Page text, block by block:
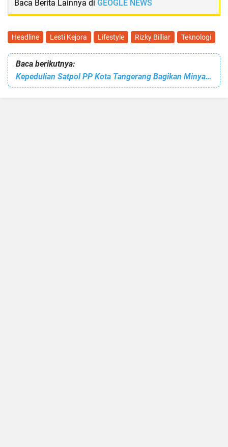
Baca Berita Lainnya di GEOGLE NEWS
Headline Lesti Kejora Lifestyle Rizky Billiar Teknologi
Baca berikutnya:
Kepedulian Satpol PP Kota Tangerang Bagikan Minyak Goreng Gratis ke Warga